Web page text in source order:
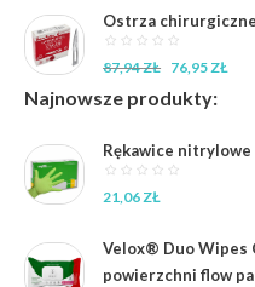
od
Ostrza
87,94ZŁ Pierwotna
cena
wynosiła:
76,95ZŁ
Najnowsze produkty:
Rękawice nitrylowe
21,06ZŁ
Velox® Duo Wipes
powierzchni flow